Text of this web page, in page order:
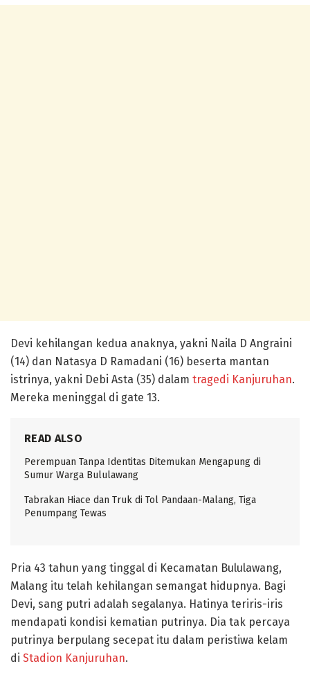
Devi kehilangan kedua anaknya, yakni Naila D Angraini
(14) dan Natasya D Ramadani (16) beserta mantan
istrinya, yakni Debi Asta (35) dalam tragedi Kanjuruhan.
Mereka meninggal di gate 13.
READ ALSO
Perempuan Tanpa Identitas Ditemukan Mengapung di
Sumur Warga Bululawang
Tabrakan Hiace dan Truk di Tol Pandaan-Malang, Tiga
Penumpang Tewas
Pria 43 tahun yang tinggal di Kecamatan Bululawang,
Malang itu telah kehilangan semangat hidupnya. Bagi
Devi, sang putri adalah segalanya. Hatinya teriris-iris
mendapati kondisi kematian putrinya. Dia tak percaya
putrinya berpulang secepat itu dalam peristiwa kelam
di Stadion Kanjuruhan.